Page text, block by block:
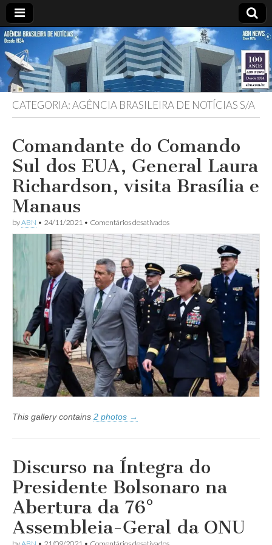
ABN
AGÊNCIA
BRASILEIRA
DE
NOTÍCIAS
DESDE
1924
CATEGORIA:AGÊNCIA BRASILEIRA DE NOTÍCIAS S/A
Comandante do Comando
Sul dos EUA, General Laura
Richardson, visita Brasília e
Manaus
byABN • 24/11/2021 • Comentários desativadosem
do
Comando
Sul
dos
EUA,
General
Laura
Richardson,
visita
Brasília
e
Manaus
This gallery contains 2 photos →
Discurso na Íntegra do
Presidente Bolsonaro na
Abertura da 76°
Assembleia-Geral da ONU
em